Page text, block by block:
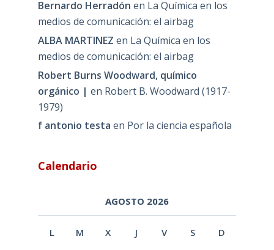
Bernardo Herradón en La Química en los
medios de comunicación: el airbag
ALBA MARTINEZ en La Química en los
medios de comunicación: el airbag
Robert Burns Woodward, químico
orgánico | en Robert B. Woodward (1917-
1979)
f antonio testa en Por la ciencia española
Calendario
AGOSTO 2026
L M X J V S D